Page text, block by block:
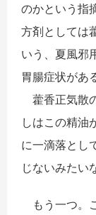
のかという指
方剤としては
いう、夏風邪
胃腸症状があ
藿香正気散
しはこの精油
に一滴落とし
じないみたい
もう一つ。